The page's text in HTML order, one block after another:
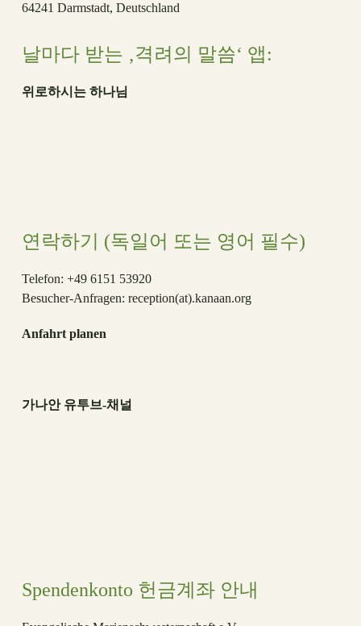
64241 Darmstadt, Deutschland
날마다 받는 ‚격려의 말씀‘ 앱:
위로하시는 하나님
연락하기 (독일어 또는 영어 필수)
Telefon: +49 6151 53920
Besucher-Anfragen: reception(at).kanaan.org
Anfahrt planen
가나안 유투브-채널
Spendenkonto 헌금계좌 안내